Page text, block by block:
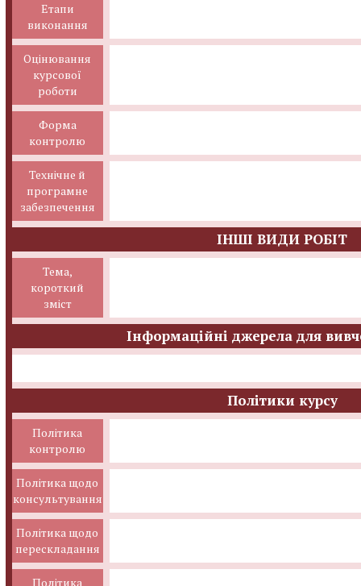
Етапи
виконання
Оцінювання
курсової
роботи
Форма
контролю
Технічне й
програмне
забезпечення
ІНШІ ВИДИ РОБІТ
Тема,
короткий
зміст
Інформаційні джерела для
Політики курсу
Політика
контролю
Політика щодо
консультування
Політика щодо
перескладання
Політика